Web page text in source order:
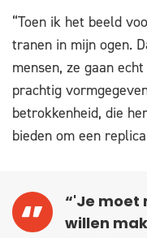
“Toen ik het beeld
tranen in mijn ogen.
mensen, ze gaan
prachtig
betrokkenheid, die
bieden om een
“'Je moet
willen